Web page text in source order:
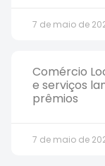
7 de maio de
Comércio
e serviços
prêmios
7 de maio de